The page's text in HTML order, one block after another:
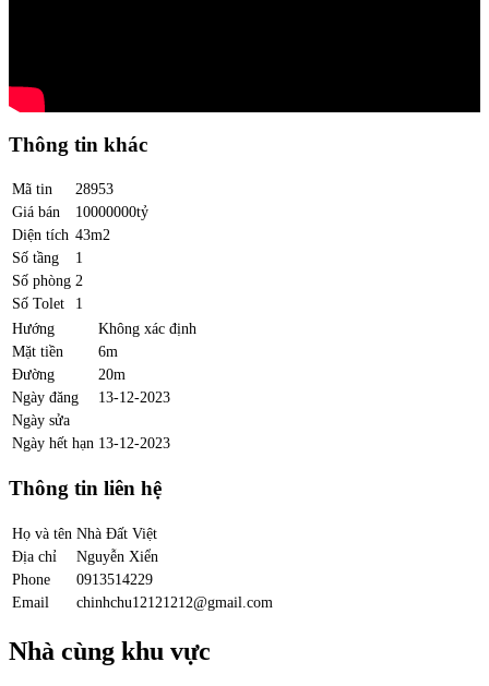
Thông tin khác
Mã tin
28953
Giá bán
10000000tỷ
Diện tích 43m2
Số tầng
1
Số phòng 2
Số Tolet
1
Hướng
Không xác định
Mặt tiền
6m
Đường
20m
Ngày đăng
13-12-2023
Ngày sửa
Ngày hết hạn 13-12-2023
Thông tin liên hệ
Họ và tên Nhà Đất Việt
Địa chỉ
Nguyễn Xiển
Phone
0913514229
Email
chinhchu12121212@gmail.com
Nhà cùng khu vực